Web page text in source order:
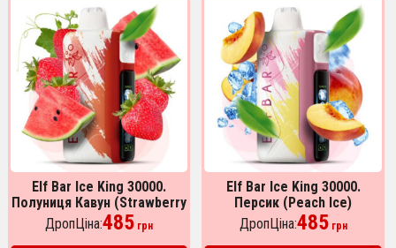
Elf Bar Ice King 30000.
Полуниця Кавун (Strawberry
Watermelon)
ДропЦіна:485 грн
Elf Bar Ice King 30000.
Персик (Peach Ice)
ДропЦіна:485грн